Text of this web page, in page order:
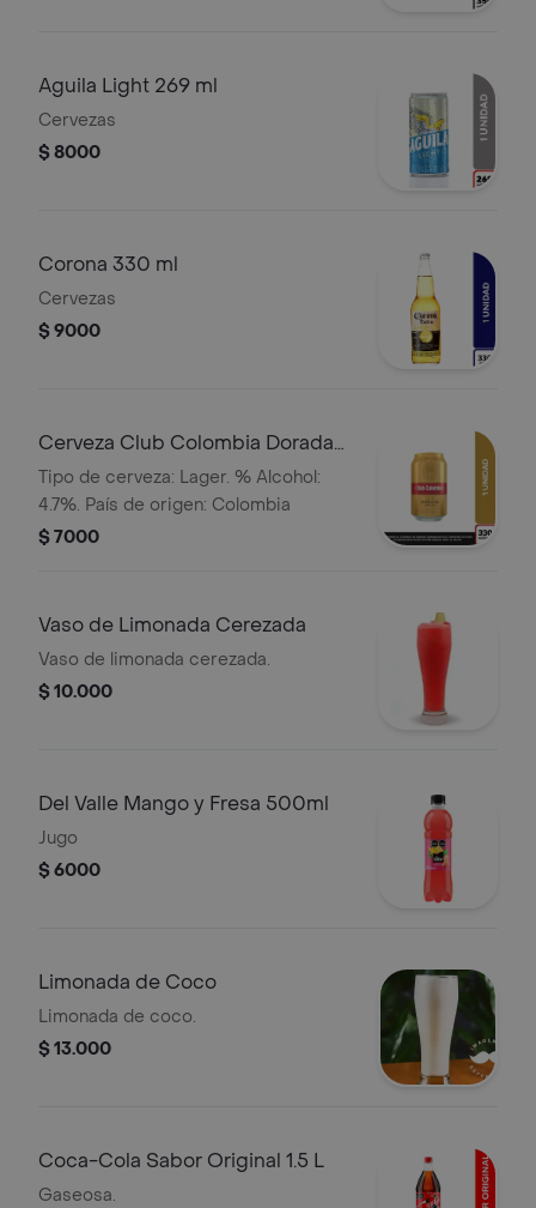
Aguila Light 269 ml
Cervezas
$ 8000
Corona 330 ml
Cervezas
$ 9000
Cerveza Club Colombia Dorada
Lta 330ml
Tipo de cerveza: Lager. % Alcohol:
4.7%. País de origen: Colombia
$ 7000
Vaso de Limonada Cerezada
Vaso de limonada cerezada.
$ 10.000
Del Valle Mango y Fresa 500ml
Jugo
$ 6000
Limonada de Coco
Limonada de coco.
$ 13.000
Coca-Cola Sabor Original 1.5 L
Gaseosa.